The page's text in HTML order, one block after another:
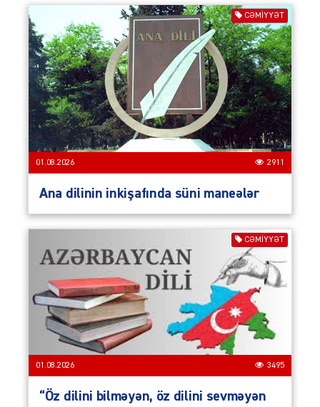
CƏMIYYƏT
01.08.2026 2911
Ana dilinin inkişafında süni maneələr
CƏMIYYƏT
01.08.2026 3495
“Öz dilini bilməyən, öz dilini sevməyən